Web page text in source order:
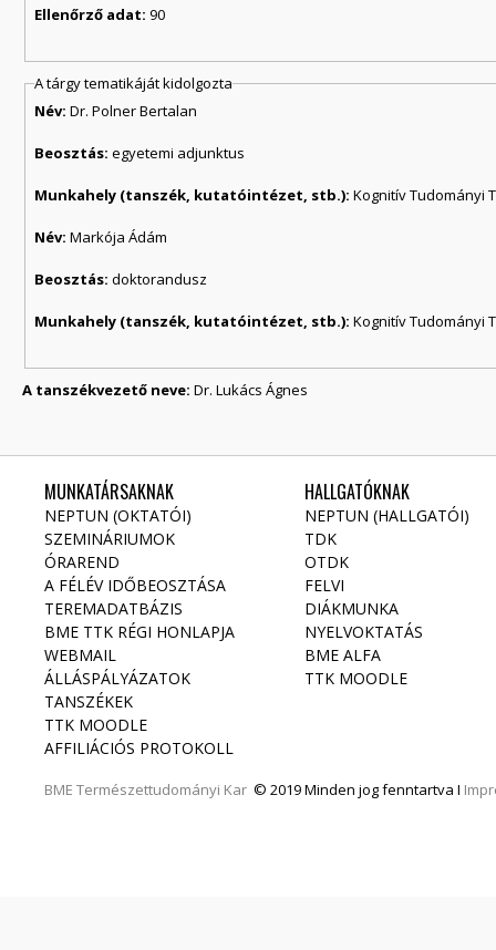
Ellenőrző adat:90
A tárgy tematikáját kidolgozta
Név:Dr. Polner Bertalan
Beosztás:egyetemi adjunktus
Munkahely (tanszék, kutatóintézet, stb.):Kognitív Tudományi
Név:Markója Ádám
Beosztás:doktorandusz
Munkahely (tanszék, kutatóintézet, stb.):Kognitív Tudományi
A tanszékvezető neve: Dr. Lukács Ágnes
MUNKATÁRSAKNAK
NEPTUN (OKTATÓI)
SZEMINÁRIUMOK
ÓRAREND
A FÉLÉV IDŐBEOSZTÁSA
TEREMADATBÁZIS
BME TTK RÉGI HONLAPJA
WEBMAIL
ÁLLÁSPÁLYÁZATOK
TANSZÉKEK
TTK MOODLE
AFFILIÁCIÓS PROTOKOLL
BME Természettudományi Kar © 2019 Minden jog fenntartva I
HALLGATÓKNAK
NEPTUN (HALLGATÓI)
TDK
OTDK
FELVI
DIÁKMUNKA
NYELVOKTATÁS
BME ALFA
TTK MOODLE